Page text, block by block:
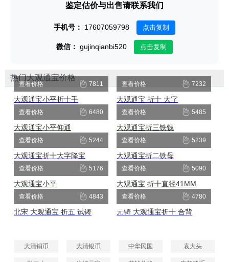
鉴定估价与出售请联系我们
手机号： 17607059798 点击复制
微信： gujinqianbi520 点击复制
热门大观通宝价格
7811
查看价格
大观通宝小平折十手
7232
查看价格
大观通宝 折十 大字
6480
查看价格
大观通宝小平仰通
5485
查看价格
大观通宝折三铁钱
5244
查看价格
大观通宝折十大字降宝
5239
查看价格
大观通宝折二铁母
5176
查看价格
大观通宝小平
5090
查看价格
大观通宝 折十直径41MM
4843
查看价格
北宋 大观通宝 折五 试铸
4780
查看价格
元铸 大观通宝折十 合背
大清铜币 大清银币 中华民国 袁大头